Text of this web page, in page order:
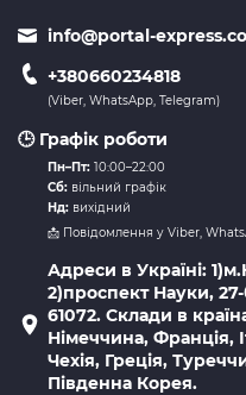
info@portal-
+380660234818
(Viber, WhatsApp, Telegram)
🕒 Графік роботи
Пн–Пт: 10:00–22:00
Сб: вільний графік
Нд: вихідний
📩 Повідомлення у Viber,
Адреси в Україні:
2)проспект Науки, 27-
61072. Склади в
Німеччина, Франція,
Чехія, Греція,
Південна Корея.